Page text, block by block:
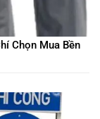
Chọn Mua Bền